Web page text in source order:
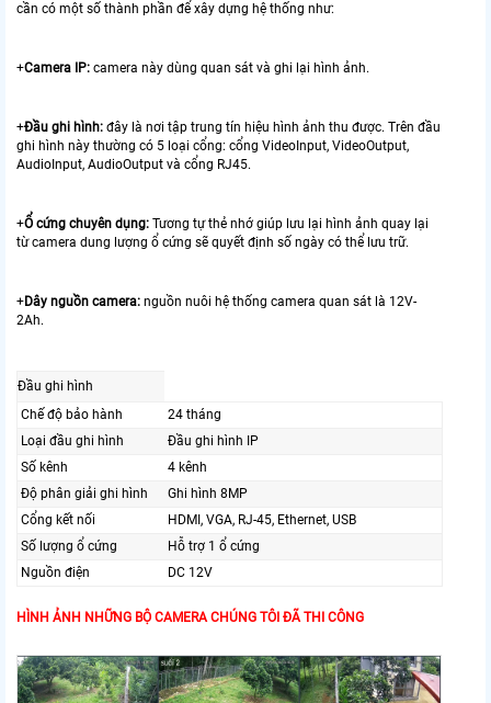
cần có một số thành phần để xây dựng hệ thống như:
+Camera IP: camera này dùng quan sát và ghi lại hình ảnh.
+Đầu ghi hình: đây là nơi tập trung tín hiệu hình ảnh thu được. Trên đầu
ghi hình này thường có 5 loại cổng: cổng VideoInput, VideoOutput,
AudioInput, AudioOutput và cổng RJ45.
+Ổ cứng chuyên dụng: Tương tự thẻ nhớ giúp lưu lại hình ảnh quay lại
từ camera dung lượng ổ cứng sẽ quyết định số ngày có thể lưu trữ.
+Dây nguồn camera: nguồn nuôi hệ thống camera quan sát là 12V-
2Ah.
Đầu ghi hình
Chế độ bảo hành
24 tháng
Loại đầu ghi hình
Đầu ghi hình IP
Số kênh
4 kênh
Độ phân giải ghi hình
Ghi hình 8MP
Cổng kết nối
HDMI, VGA, RJ-45, Ethernet, USB
Số lượng ổ cứng
Hỗ trợ 1 ổ cứng
Nguồn điện
DC 12V
HÌNH ẢNH NHỮNG BỘ CAMERA CHÚNG TÔI ĐÃ THI CÔNG